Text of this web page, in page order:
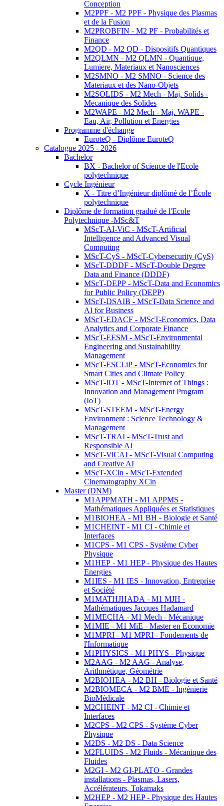
Conception
M2PPF - M2 PPF - Physique des Plasmas
et de la Fusion
M2PROBFIN - M2 PF - Probabilités et
Finance
M2QD - M2 QD - Dispositifs Quantiques
M2QLMN - M2 QLMN - Quantique,
Lumiere, Materiaux et Nanosciences
M2SMNO - M2 SMNO - Science des
Materiaux et des Nano-Objets
M2SOLIDS - M2 Mech - Maj. Solids -
Mecanique des Solides
M2WAPE - M2 Mech - Maj. WAPE -
Eau, Air, Pollution et Energies
Programme d'échange
EuroteQ - Diplôme EuroteQ
Catalogue 2025 - 2026
Bachelor
BX - Bachelor of Science de l'Ecole
polytechnique
Cycle Ingénieur
X - Titre d’Ingénieur diplômé de l’École
polytechnique
Diplôme de formation gradué de l'Ecole
Polytechnique -MSc&T
MScT-AI-ViC - MScT-Artificial
Intelligence and Advanced Visual
Computing
MScT-CyS - MScT-Cybersecurity (CyS)
MScT-DDDF - MScT-Double Degree
Data and Finance (DDDF)
MScT-DEPP - MScT-Data and Economics
for Public Policy (DEPP)
MScT-DSAIB - MScT-Data Science and
AI for Business
MScT-EDACF - MScT-Economics, Data
Analytics and Corporate Finance
MScT-EESM - MScT-Environmental
Engineering and Sustainability
Management
MScT-ESCLiP - MScT-Economics for
Smart Cities and Climate Policy
MScT-IOT - MScT-Internet of Things :
Innovation and Management Program
(IoT)
MScT-STEEM - MScT-Energy
Environment : Science Technology &
Management
MScT-TRAI - MScT-Trust and
Responsible AI
MScT-ViCAI - MScT-Visual Computing
and Creative AI
MScT-XCin - MScT-Extended
Cinematography XCin
Master (DNM)
M1APPMATH - M1 APPMS -
Mathématiques Appliquées et Statistiques
M1BIOHEA - M1 BH - Biologie et Santé
M1CHEINT - M1 CI - Chimie et
Interfaces
M1CPS - M1 CPS - Système Cyber
Physique
M1HEP - M1 HEP - Physique des Hautes
Energies
M1IES - M1 IES - Innovation, Entreprise
et Société
M1MATHJHADA - M1 MJH -
Mathématiques Jacques Hadamard
M1MECHA - M1 Mech - Mécanique
M1MIE - M1 MiE - Master en Economie
M1MPRI - M1 MPRI - Fondements de
l'Informatique
M1PHYSICS - M1 PHYS - Physique
M2AAG - M2 AAG - Analyse,
Arithmétique, Géométrie
M2BIOHEA - M2 BH - Biologie et Santé
M2BIOMECA - M2 BME - Ingénierie
BioMédicale
M2CHEINT - M2 CI - Chimie et
Interfaces
M2CPS - M2 CPS - Système Cyber
Physique
M2DS - M2 DS - Data Science
M2FLUIDS - M2 Fluids - Mécanique des
Fluides
M2GI - M2 GI-PLATO - Grandes
installations - Plasmas, Lasers,
Accélérateurs, Tokamaks
M2HEP - M2 HEP - Physique des Hautes